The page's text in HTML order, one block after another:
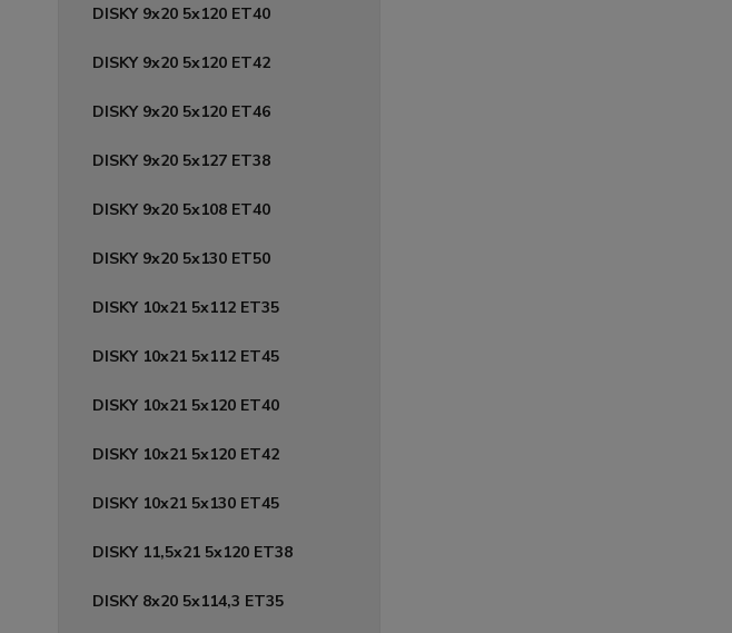
DISKY 9x20 5x120 ET40
DISKY 9x20 5x120 ET42
DISKY 9x20 5x120 ET46
DISKY 9x20 5x127 ET38
DISKY 9x20 5x108 ET40
DISKY 9x20 5x130 ET50
DISKY 10x21 5x112 ET35
DISKY 10x21 5x112 ET45
DISKY 10x21 5x120 ET40
DISKY 10x21 5x120 ET42
DISKY 10x21 5x130 ET45
DISKY 11,5x21 5x120 ET38
DISKY 8x20 5x114,3 ET35